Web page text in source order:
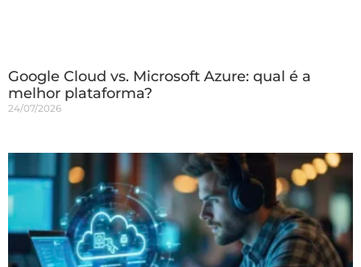
Google Cloud vs. Microsoft Azure: qual é a
melhor plataforma?
24/07/2026